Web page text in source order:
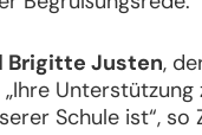
Brigitte Justen,
Schule ist“, so